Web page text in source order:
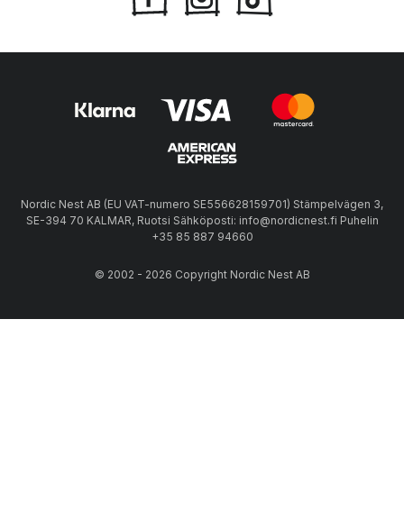
Nordic Nest AB (EU VAT-numero SE556628159701) Stämpelvägen 3,
SE-394 70 KALMAR, Ruotsi Sähköposti: info@nordicnest.fi Puhelin
+35 85 887 94660
© 2002 - 2026 Copyright Nordic Nest AB